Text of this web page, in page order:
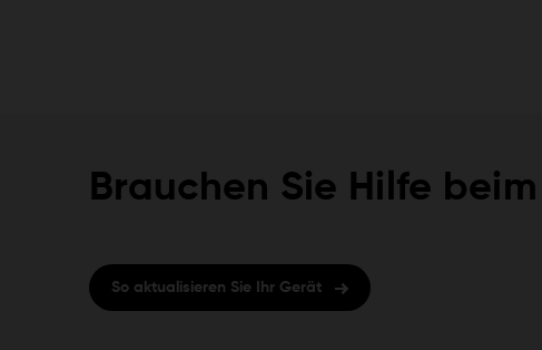
Brauchen Sie Hilfe
So aktualisieren Sie Ihr Gerät